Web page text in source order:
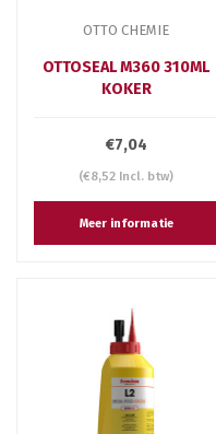
OTTO CHEMIE
OTTOSEAL M360 310ML
KOKER
€7,04
(€8,52 Incl. btw)
Meer informatie